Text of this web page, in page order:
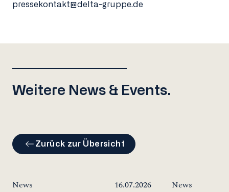
pressekontakt@delta-gruppe.de
Weitere News & Events.
Zurück zur Übersicht
News 16.07.2026 News